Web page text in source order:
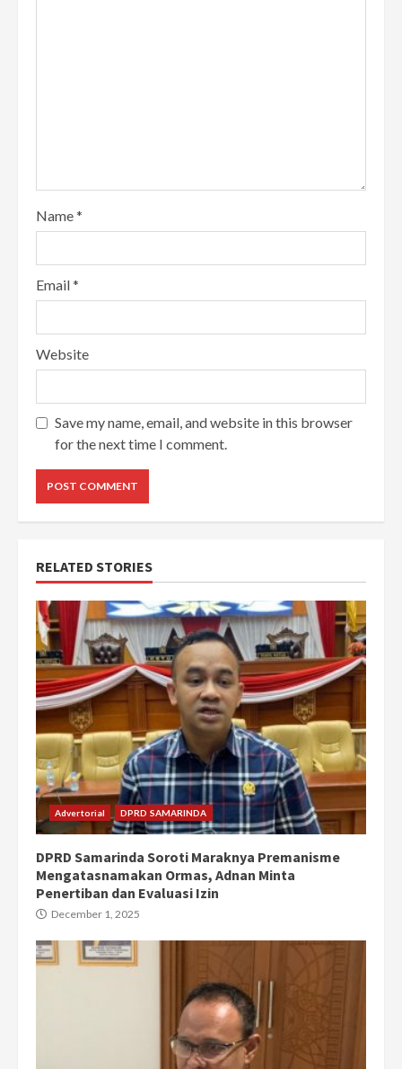
Name*
Email*
Website
Save my name, email, and website in this browser
for the next time I comment.
RELATED STORIES
Advertorial DPRD SAMARINDA
DPRD Samarinda Soroti Maraknya Premanisme
Mengatasnamakan Ormas, Adnan Minta
Penertiban dan Evaluasi Izin
December 1, 2025